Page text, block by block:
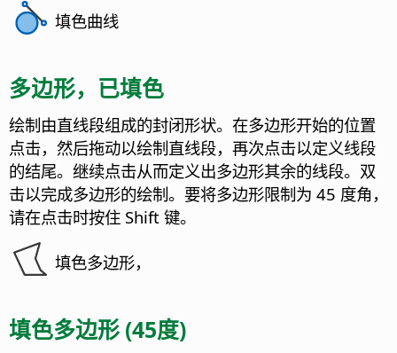
填色曲线
多边形，已填色
绘制由直线段组成的封闭形状。在多边形开始的位置
点击，然后拖动以绘制直线段，再次点击以定义线段
的结尾。继续点击从而定义出多边形其余的线段。双
击以完成多边形的绘制。要将多边形限制为 45 度角，
请在点击时按住 Shift 键。
填色多边形，
填色多边形 (45度)